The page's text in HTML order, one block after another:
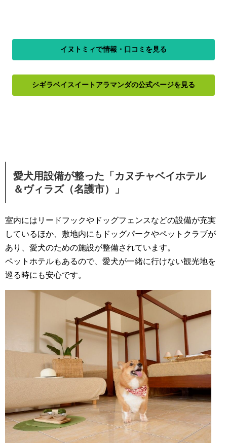
イヌトミィで情報・口コミを見る
シギラベイスイートアラマンダの公式ページを見る
愛犬用設備が整った「カヌチャベイホテル
＆ヴィラズ（名護市）」
室内にはリードフックやドッグフェンスなどの設備が充実
しているほか、敷地内にもドッグパークやペットクラブが
あり、愛犬のための施設が整備されています。
ペットホテルもあるので、愛犬が一緒に行けない観光地を
巡る時にも安心です。